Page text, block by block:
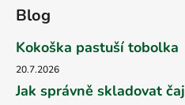
Blog
Kokoška pastuší tobolka
20.7.2026
Jak správně skladovat čaj